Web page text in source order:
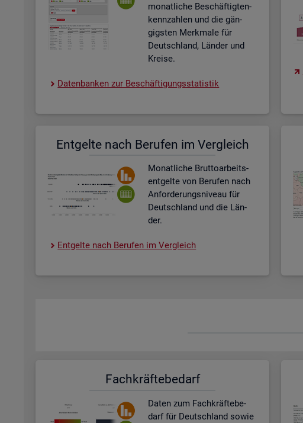
mo­nat­li­che Be­schäf­tig­ten­
kenn­zah­len und die gän­
gigs­ten Merk­ma­le für
Deutsch­land, Län­der und
Krei­se.
Da­ten­ban­ken zur Be­schäf­ti­gungs­sta­tis­tik
Ent­gel­te nach Be­ru­fen im Ver­gleich
Mo­nat­li­che Brut­to­ar­beits­
ent­gel­te von Be­ru­fen nach
An­for­de­rungs­ni­veau für
Deutsch­land und die Län­
der.
Ent­gel­te nach Be­ru­fen im Ver­gleich
Fach­kräf­te­be­darf
Daten zum Fach­kräf­te­be­
darf für Deutsch­land sowie